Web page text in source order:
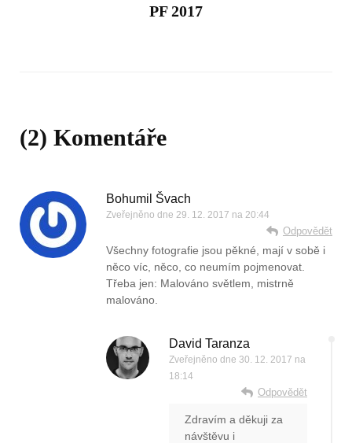
PF 2017
(2) Komentáře
Bohumil Švach
Zveřejněno dne 29. 12. 2017 na 20:44
Odpovědět
Všechny fotografie jsou pěkné, mají v sobě i
něco víc, něco, co neumím pojmenovat.
Třeba jen: Malováno světlem, mistrně
malováno.
David Taranza
Zveřejněno dne 30. 12. 2017 na
18:14
Odpovědět
Zdravím a děkuji za
návštěvu i